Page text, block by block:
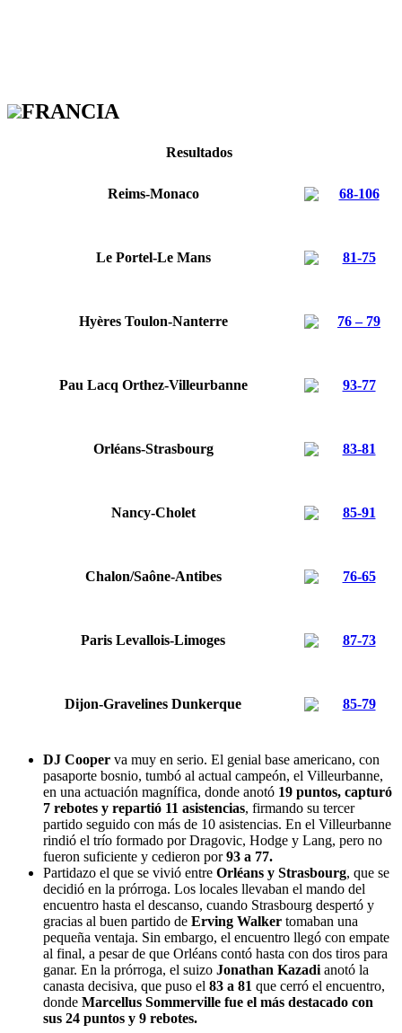
FRANCIA
Resultados
Reims-Monaco 68-106
Le Portel-Le Mans 81-75
Hyères Toulon-Nanterre 76 – 79
Pau Lacq Orthez-Villeurbanne 93-77
Orléans-Strasbourg 83-81
Nancy-Cholet 85-91
Chalon/Saône-Antibes 76-65
Paris Levallois-Limoges 87-73
Dijon-Gravelines Dunkerque 85-79
DJ Cooper va muy en serio. El genial base americano, con
pasaporte bosnio, tumbó al actual campeón, el Villeurbanne,
en una actuación magnífica, donde anotó 19 puntos, capturó
7 rebotes y repartió 11 asistencias, firmando su tercer
partido seguido con más de 10 asistencias. En el Villeurbanne
rindió el trío formado por Dragovic, Hodge y Lang, pero no
fueron suficiente y cedieron por93 a 77.
Partidazo el que se vivió entre Orléans y Strasbourg, que se
decidió en la prórroga. Los locales llevaban el mando del
encuentro hasta el descanso, cuando Strasbourg despertó y
gracias al buen partido de Erving Walker tomaban una
pequeña ventaja. Sin embargo, el encuentro llegó con empate
al final, a pesar de que Orléans contó hasta con dos tiros para
ganar. En la prórroga, el suizo Jonathan Kazadi anotó la
canasta decisiva, que puso el 83 a 81 que cerró el encuentro,
donde Marcellus Sommerville fue el más destacado con
sus 24 puntos y 9 rebotes.